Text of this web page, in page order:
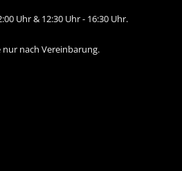
Uhr & 12:30 Uhr - 16:30 Uhr.
nach Vereinbarung.